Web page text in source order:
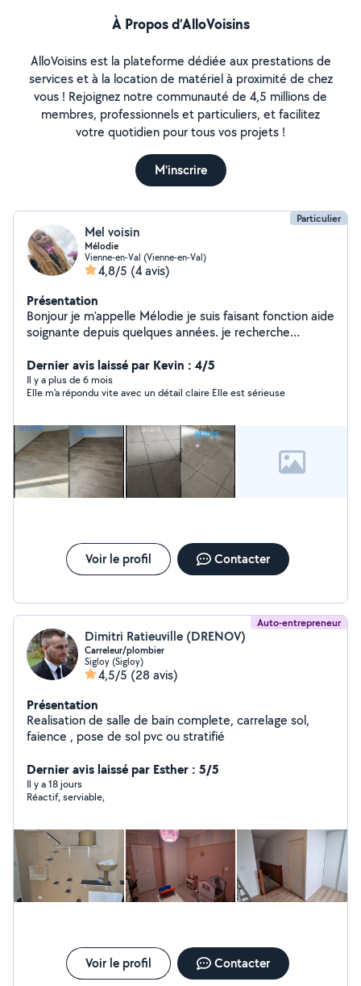
À Propos d’AlloVoisins
AlloVoisins est la plateforme dédiée aux prestations de
services et à la location de matériel à proximité de chez
vous ! Rejoignez notre communauté de 4,5 millions de
membres, professionnels et particuliers, et facilitez
votre quotidien pour tous vos projets !
M'inscrire
Particulier
Mel voisin
Mélodie
Vienne-en-Val (Vienne-en-Val)
4,8/5 (4 avis)
Présentation
Bonjour je m'appelle Mélodie je suis faisant fonction aide
soignante depuis quelques années. je recherche
dans tous ce que j'entreprends j'aime les choses le
mieux fait possible à mon temps accordé je vous laisse
venir vers moi pour plus de renseignements
semaine sur deux matin, après midi n'hésitez pas où
pour faire un ménage d'une fois mis à jour le 14 sept
2024 au alentours de 30 km max de Vienne en val.
checy St jean de braye chateauneuf sur Loire jargeau
etc...
Dernier avis laissé par Kevin : 4/5
Il y a plus de 6 mois
Elle m'a répondu vite avec un détail claire Elle est sérieuse
Voir le profil Contacter
Auto-entrepreneur
Dimitri Ratieuville (DRENOV)
Carreleur/plombier
Sigloy (Sigloy)
4,5/5 (28 avis)
Présentation
Realisation de salle de bain complete, carrelage sol,
faience , pose de sol pvc ou stratifié
Dernier avis laissé par Esther : 5/5
Il y a 18 jours
Réactif, serviable,
Voir le profil Contacter